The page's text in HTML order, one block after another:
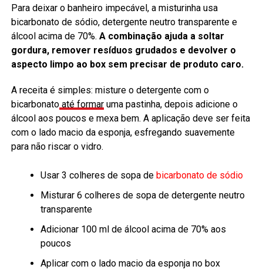
Para deixar o banheiro impecável, a misturinha usa
bicarbonato de sódio, detergente neutro transparente e
álcool acima de 70%. A combinação ajuda a soltar
gordura, remover resíduos grudados e devolver o
aspecto limpo ao box sem precisar de produto caro.
A receita é simples: misture o detergente com o
bicarbonatoaté formaruma pastinha, depois adicione o
álcool aos poucos e mexa bem. A aplicação deve ser feita
com o lado macio da esponja, esfregando suavemente
para não riscar o vidro.
Usar 3 colheres de sopa de bicarbonato de sódio
Misturar 6 colheres de sopa de detergente neutro
transparente
Adicionar 100 ml de álcool acima de 70% aos
poucos
Aplicar com o lado macio da esponja no box